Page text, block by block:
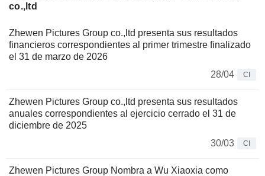
co.,ltd
Zhewen Pictures Group co.,ltd presenta sus resultados
financieros correspondientes al primer trimestre finalizado
el 31 de marzo de 2026
28/04
CI
Zhewen Pictures Group co.,ltd presenta sus resultados
anuales correspondientes al ejercicio cerrado el 31 de
diciembre de 2025
30/03
CI
Zhewen Pictures Group Nombra a Wu Xiaoxia como